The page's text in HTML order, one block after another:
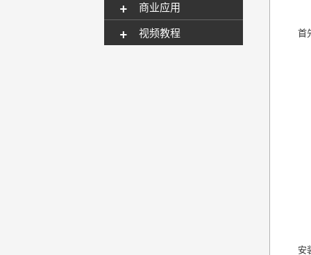
商业应用
+
视频教程
+ 首
安